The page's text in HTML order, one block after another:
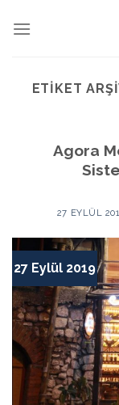
ETIKET
Agora
27 EYLÜL
27 Eylül 2019